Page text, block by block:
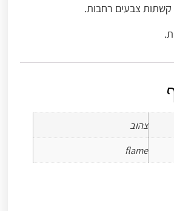
צבעים רחבות.
צהוב
flame